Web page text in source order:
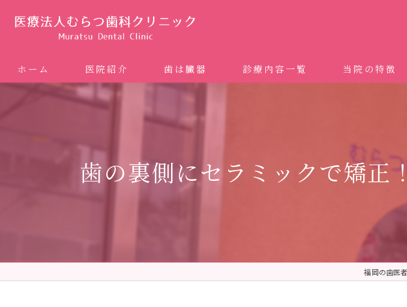
ホーム 医院紹介 歯は臓器 診療内容一覧
矯正歯科 (インビザライン、マウスピース矯
ホワイトニング
予防歯科 (メンテナンス)
当院の特徴
ドクターむらつの
歯の裏側にセラミックで矯正
福岡の歯医